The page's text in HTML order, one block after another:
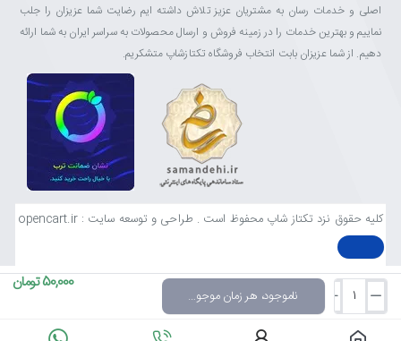
ناموجود، هر زمان موجود شد خبرم کن
50,000 تومان
اصلی و خدمات رسان به مشتریان عزیز تلاش داشته ایم رضایت شما عزیزان را جلب
نماییم و بهترین خدمات را در زمینه فروش و ارسال محصولات به سراسر ایران به شما ارائه
دهیم. از شما عزیزان بابت انتخاب فروشگاه تکتازشاپ متشکریم.
کلیه حقوق نزد تکتاز شاپ محفوظ است . طراحی و توسعه سایت : opencart.ir